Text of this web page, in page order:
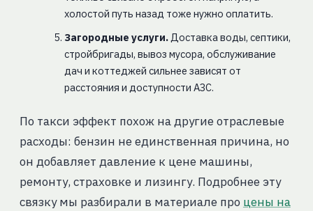
холостой путь назад тоже нужно оплатить.
Загородные услуги.Доставка воды, септики,
стройбригады, вывоз мусора, обслуживание
дач и коттеджей сильнее зависят от
расстояния и доступности АЗС.
По такси эффект похож на другие отраслевые
расходы: бензин не единственная причина, но
он добавляет давление к цене машины,
ремонту, страховке и лизингу. Подробнее эту
связку мы разбирали в материале про цены на